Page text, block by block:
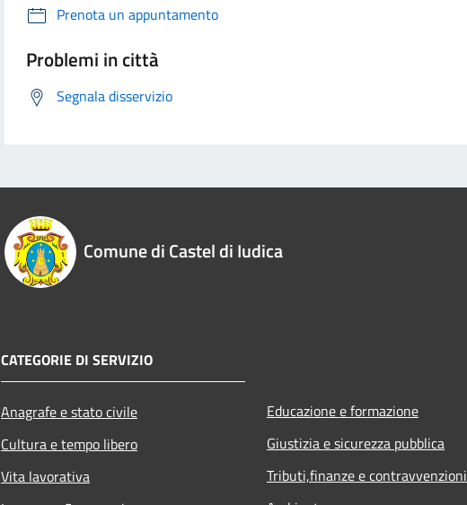
Prenota un appuntamento
Problemi in città
Segnala disservizio
Comune di Castel di Iudica
CATEGORIE DI SERVIZIO
Anagrafe e stato civile
Cultura e tempo libero
Vita lavorativa
Educazione e formazione
Giustizia e sicurezza pubblica
Tributi,finanze e contravvenzioni